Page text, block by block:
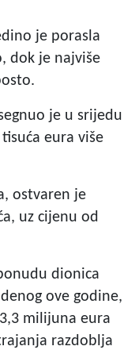
je porasla
dok je najviše
je u srijedu
eura više
ostvaren je
uz cijenu od
dionica
ove godine,
milijuna eura
razdoblja